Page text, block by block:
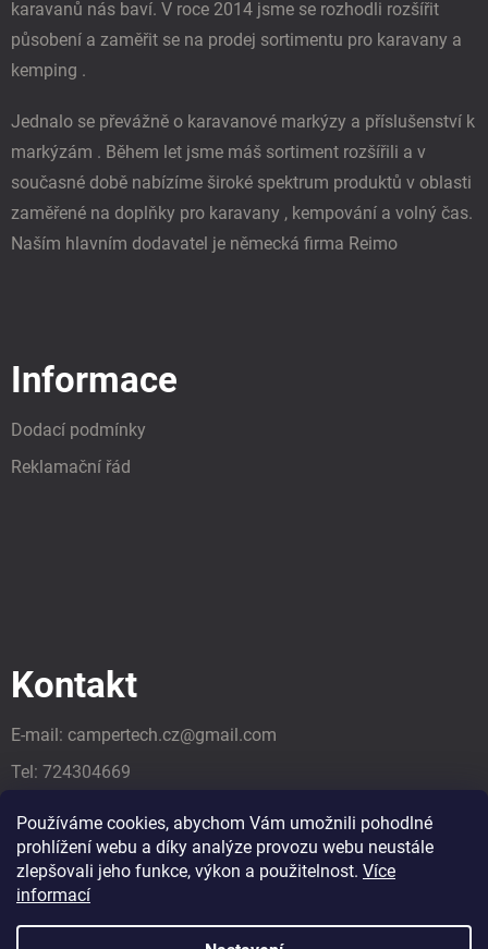
Používáme cookies, abychom Vám umožnili pohodlné
prohlížení webu a díky analýze provozu webu neustále
zlepšovali jeho funkce, výkon a použitelnost. Více
informací
karavanů nás baví. V roce 2014 jsme se rozhodli rozšířit
působení a zaměřit se na prodej sortimentu pro karavany a
kemping .
Jednalo se převážně o karavanové markýzy a příslušenství k
markýzám . Během let jsme máš sortiment rozšířili a v
současné době nabízíme široké spektrum produktů v oblasti
zaměřené na doplňky pro karavany , kempování a volný čas.
Naším hlavním dodavatel je německá firma Reimo
Informace
Dodací podmínky
Reklamační řád
Kontakt
E-mail: campertech.cz@gmail.com
Tel: 724304669